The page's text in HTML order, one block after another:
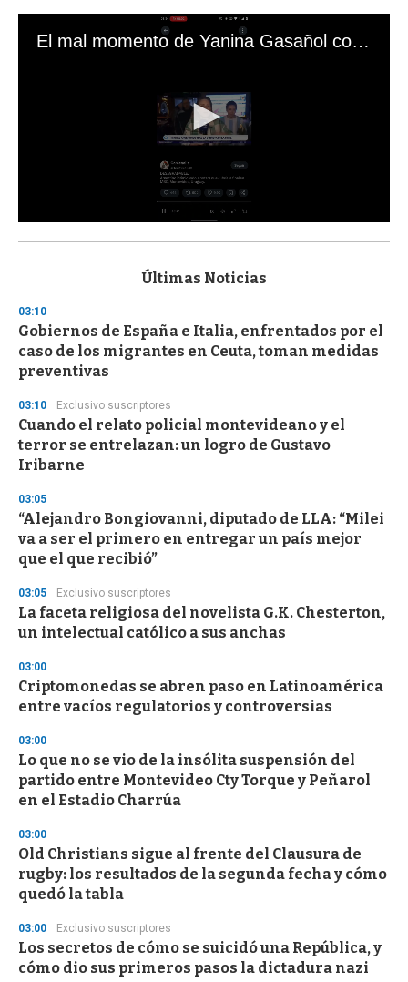
El mal momento de Yanina Gasañol con un hincha argentino en "Subrayado"
s
d
s
o
f
3
s
e
c
o
n
Últimas Noticias
03:10
Gobiernos de España e Italia, enfrentados por el
caso de los migrantes en Ceuta, toman medidas
preventivas
03:10 Exclusivo suscriptores
Cuando el relato policial montevideano y el
terror se entrelazan: un logro de Gustavo
Iribarne
03:05
“Alejandro Bongiovanni, diputado de LLA: “Milei
va a ser el primero en entregar un país mejor
que el que recibió”
03:05 Exclusivo suscriptores
La faceta religiosa del novelista G.K. Chesterton,
un intelectual católico a sus anchas
03:00
Criptomonedas se abren paso en Latinoamérica
entre vacíos regulatorios y controversias
03:00
Lo que no se vio de la insólita suspensión del
partido entre Montevideo Cty Torque y Peñarol
en el Estadio Charrúa
03:00
Old Christians sigue al frente del Clausura de
rugby: los resultados de la segunda fecha y cómo
quedó la tabla
03:00 Exclusivo suscriptores
Los secretos de cómo se suicidó una República, y
cómo dio sus primeros pasos la dictadura nazi